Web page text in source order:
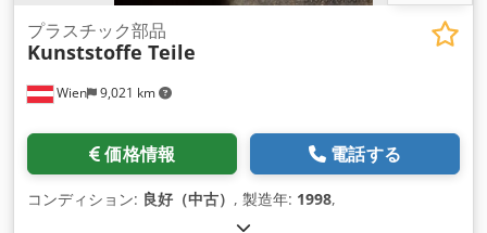
Wien 9,021 km
プラスチック部品
Kunststoffe Teile
価格情報 電話する
コンディション: 良好（中古） , 製造年: 1998,